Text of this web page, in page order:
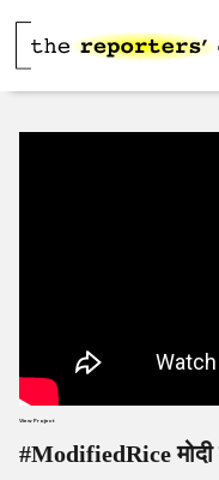
View Project
#ModifiedRice मोदी